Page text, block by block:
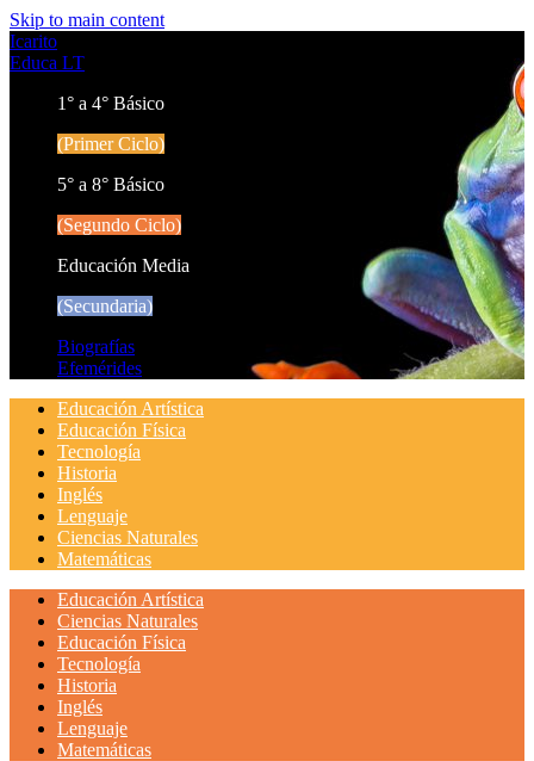
Skip to main content
Icarito
Educa LT
1° a 4° Básico
(Primer Ciclo)
5° a 8° Básico
(Segundo Ciclo)
Educación Media
(Secundaria)
Biografías
Efemérides
Educación Artística
Educación Física
Tecnología
Historia
Inglés
Lenguaje
Ciencias Naturales
Matemáticas
Educación Artística
Ciencias Naturales
Educación Física
Tecnología
Historia
Inglés
Lenguaje
Matemáticas